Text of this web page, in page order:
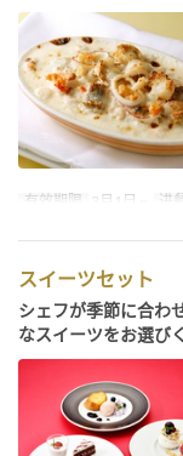
有效期限 3月1日 ~ 进
スイーツセット
シェフが季節に合わ
なスイーツをお選び